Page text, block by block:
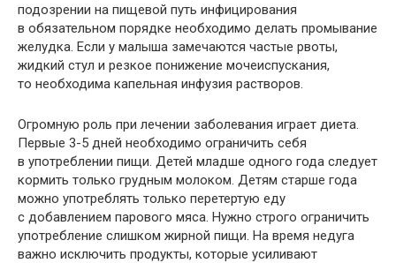
подозрении на пищевой путь инфицирования
в обязательном порядке необходимо делать промывание
желудка. Если у малыша замечаются частые рвоты,
жидкий стул и резкое понижение мочеиспускания,
то необходима капельная инфузия растворов.
Огромную роль при лечении заболевания играет диета.
Первые 3-5 дней необходимо ограничить себя
в употреблении пищи. Детей младше одного года следует
кормить только грудным молоком. Детям старше года
можно употреблять только перетертую еду
с добавлением парового мяса. Нужно строго ограничить
употребление слишком жирной пищи. На время недуга
важно исключить продукты, которые усиливают